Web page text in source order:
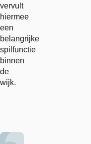
vervult
hiermee
een
belangrijke
spilfunctie
binnen
de
wijk.